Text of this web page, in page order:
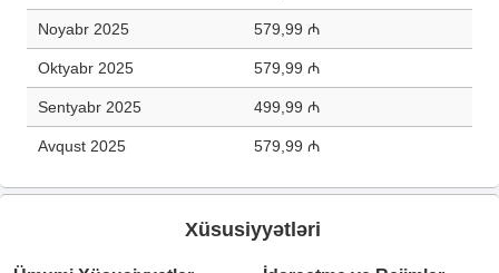
Noyabr 2025 579,99 ₼
Oktyabr 2025 579,99 ₼
Sentyabr 2025 499,99 ₼
Avqust 2025 579,99 ₼
Xüsusiyyətləri